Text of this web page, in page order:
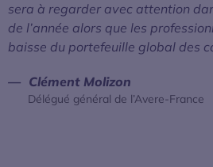
sera à regarder avec attention
de l’année alors que les
baisse du portefeuille global des
Clément Molizon
Délégué général de l’Avere-France